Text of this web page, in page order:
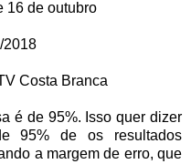
16 de outubro
2018
Costa Branca
é de 95%. Isso quer dizer
95% de os resultados
a margem de erro, que